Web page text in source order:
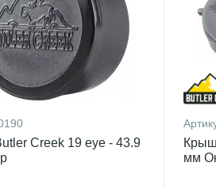
Creek 19 eye - 43.9
мм